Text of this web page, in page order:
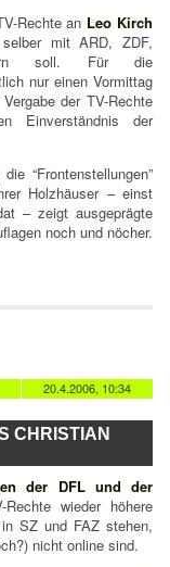
Rechte an Leo Kirch
mit ARD, ZDF,
soll. Für die
nur einen Vormittag
der TV-Rechte
Einverständnis der
“Frontenstellungen”
Holzhäuser – einst
– zeigt ausgeprägte
noch und nöcher.
20.4.2006, 10:34
CHRISTIAN
der DFL und der
wieder höhere
SZ und FAZ stehen,
nicht online sind.